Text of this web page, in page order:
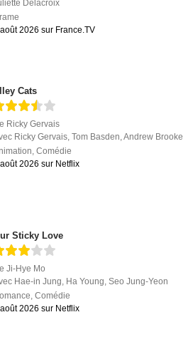
Delacroix
2026 sur France.TV
Cats
Ricky Gervais
Ricky Gervais,Tom Basden,Andrew Brooke
,Comédie
2026 sur Netflix
Sticky Love
Ji-Hye Mo
Hae-in Jung, Ha Young,Seo Jung-Yeon
,Comédie
2026 sur Netflix